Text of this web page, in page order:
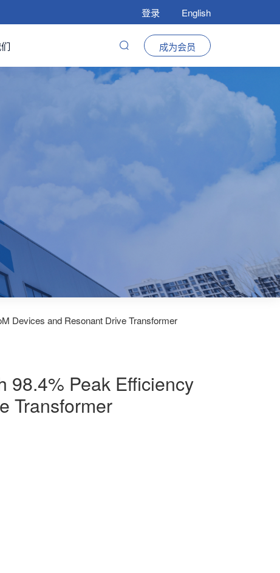
登录 English
成为会员
Devices and Resonant Drive Transformer
98.4% Peak Efficiency
Transformer